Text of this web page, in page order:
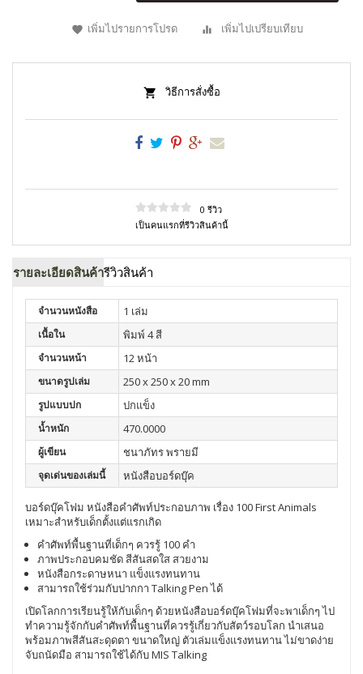
เพิ่มไปรายการโปรด เพิ่มไปเปรียบเทียบ
วิธีการสั่งซื้อ
0 รีวิว
เป็นคนแรกที่รีวิวสินค้านี้
รายละเอียดสินค้ารีวิวสินค้า
จำนวนหนังสือ 1 เล่ม
เนื้อใน พิมพ์ 4 สี
จำนวนหน้า 12 หน้า
ขนาดรูปเล่ม 250 x 250 x 20 mm
รูปแบบปก ปกแข็ง
น้ำหนัก 470.0000
ผู้เขียน ชนาภัทร พรายมี
จุดเด่นของเล่มนี้ หนังสือบอร์ดบุ๊ค
บอร์ดบุ๊คโฟม หนังสือคำศัพท์ประกอบภาพ เรื่อง 100 First Animals
เหมาะสำหรับเด็กตั้งแต่แรกเกิด
คำศัพท์พื้นฐานที่เด็กๆ ควรรู้ 100 คำ
ภาพประกอบคมชัด สีสันสดใส สวยงาม
หนังสือกระดาษหนา แข็งแรงทนทาน
สามารถใช้ร่วมกับปากกา Talking Pen ได้
เปิดโลกการเรียนรู้ให้กับเด็กๆ ด้วยหนังสือบอร์ดบุ๊คโฟมที่จะพาเด็กๆ ไป
ทำความรู้จักกับคำศัพท์พื้นฐานที่ควรรู้เกี่ยวกับสัตว์รอบโลก นำเสนอ
พร้อมภาพสีสันสะดุดตา ขนาดใหญ่ ตัวเล่มแข็งแรงทนทาน ไม่ขาดง่าย
จับถนัดมือ สามารถใช้ได้กับ MIS Talking